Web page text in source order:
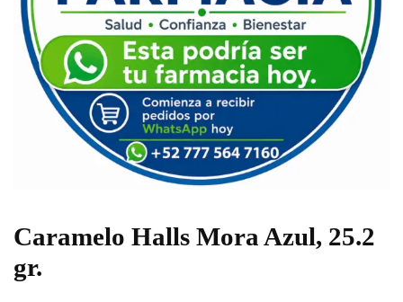
Caramelo Halls Mora Azul, 25.2
gr.